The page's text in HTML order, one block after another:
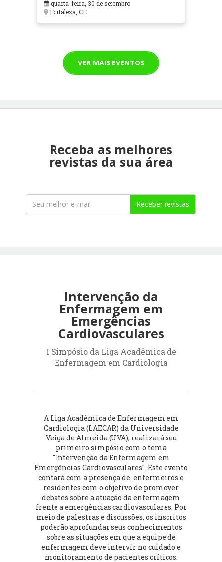
quarta-feira, 30 de setembro
Fortaleza, CE
VER MAIS EVENTOS
Receba as melhores
revistas da sua área
Receber revistas
Intervenção da
Enfermagem em
Emergências
Cardiovasculares
I Simpósio da Liga Acadêmica de
Enfermagem em Cardiologia
A Liga Acadêmica de Enfermagem em
Cardiologia (LAECAR) da Universidade
Veiga de Almeida (UVA), realizará seu
primeiro simpósio com o tema
"Intervenção da Enfermagem em
Emergências Cardiovasculares". Este evento
contará com a presença de enfermeiros e
residentes com o objetivo de promover
debates sobre a atuação da enfermagem
frente a emergências cardiovasculares. Por
meio de palestras e discussões, os inscritos
poderão aprofundar seus conhecimentos
sobre as situações em que a equipe de
enfermagem deve intervir no cuidado e
monitoramento de pacientes críticos.